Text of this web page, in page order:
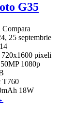
G35
Compara
25 septembrie
pixeli
50MP 1080p
T760
18W